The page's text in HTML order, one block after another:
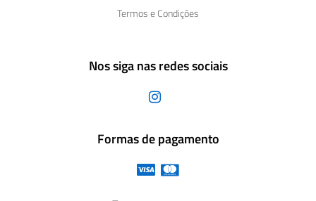
Termos e Condições
Nos siga nas redes sociais
Formas de pagamento